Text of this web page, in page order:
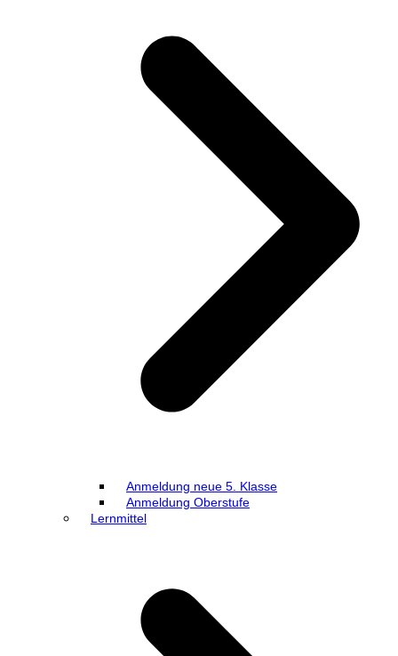
Anmeldung neue 5. Klasse
Anmeldung Oberstufe
Lernmittel